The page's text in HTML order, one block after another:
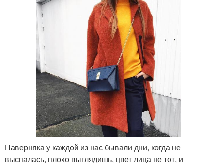
Наверняка у каждой из нас бывали дни, когда не
выспалась, плохо выглядишь, цвет лица не тот, и